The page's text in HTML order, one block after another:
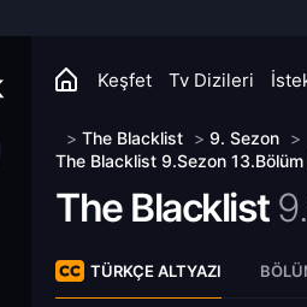
Keşfet Tv Dizileri
> The Blacklist > 9. Sezon >
The Blacklist 9.Sezon
The Blacklist
TÜRKÇE ALTYAZI